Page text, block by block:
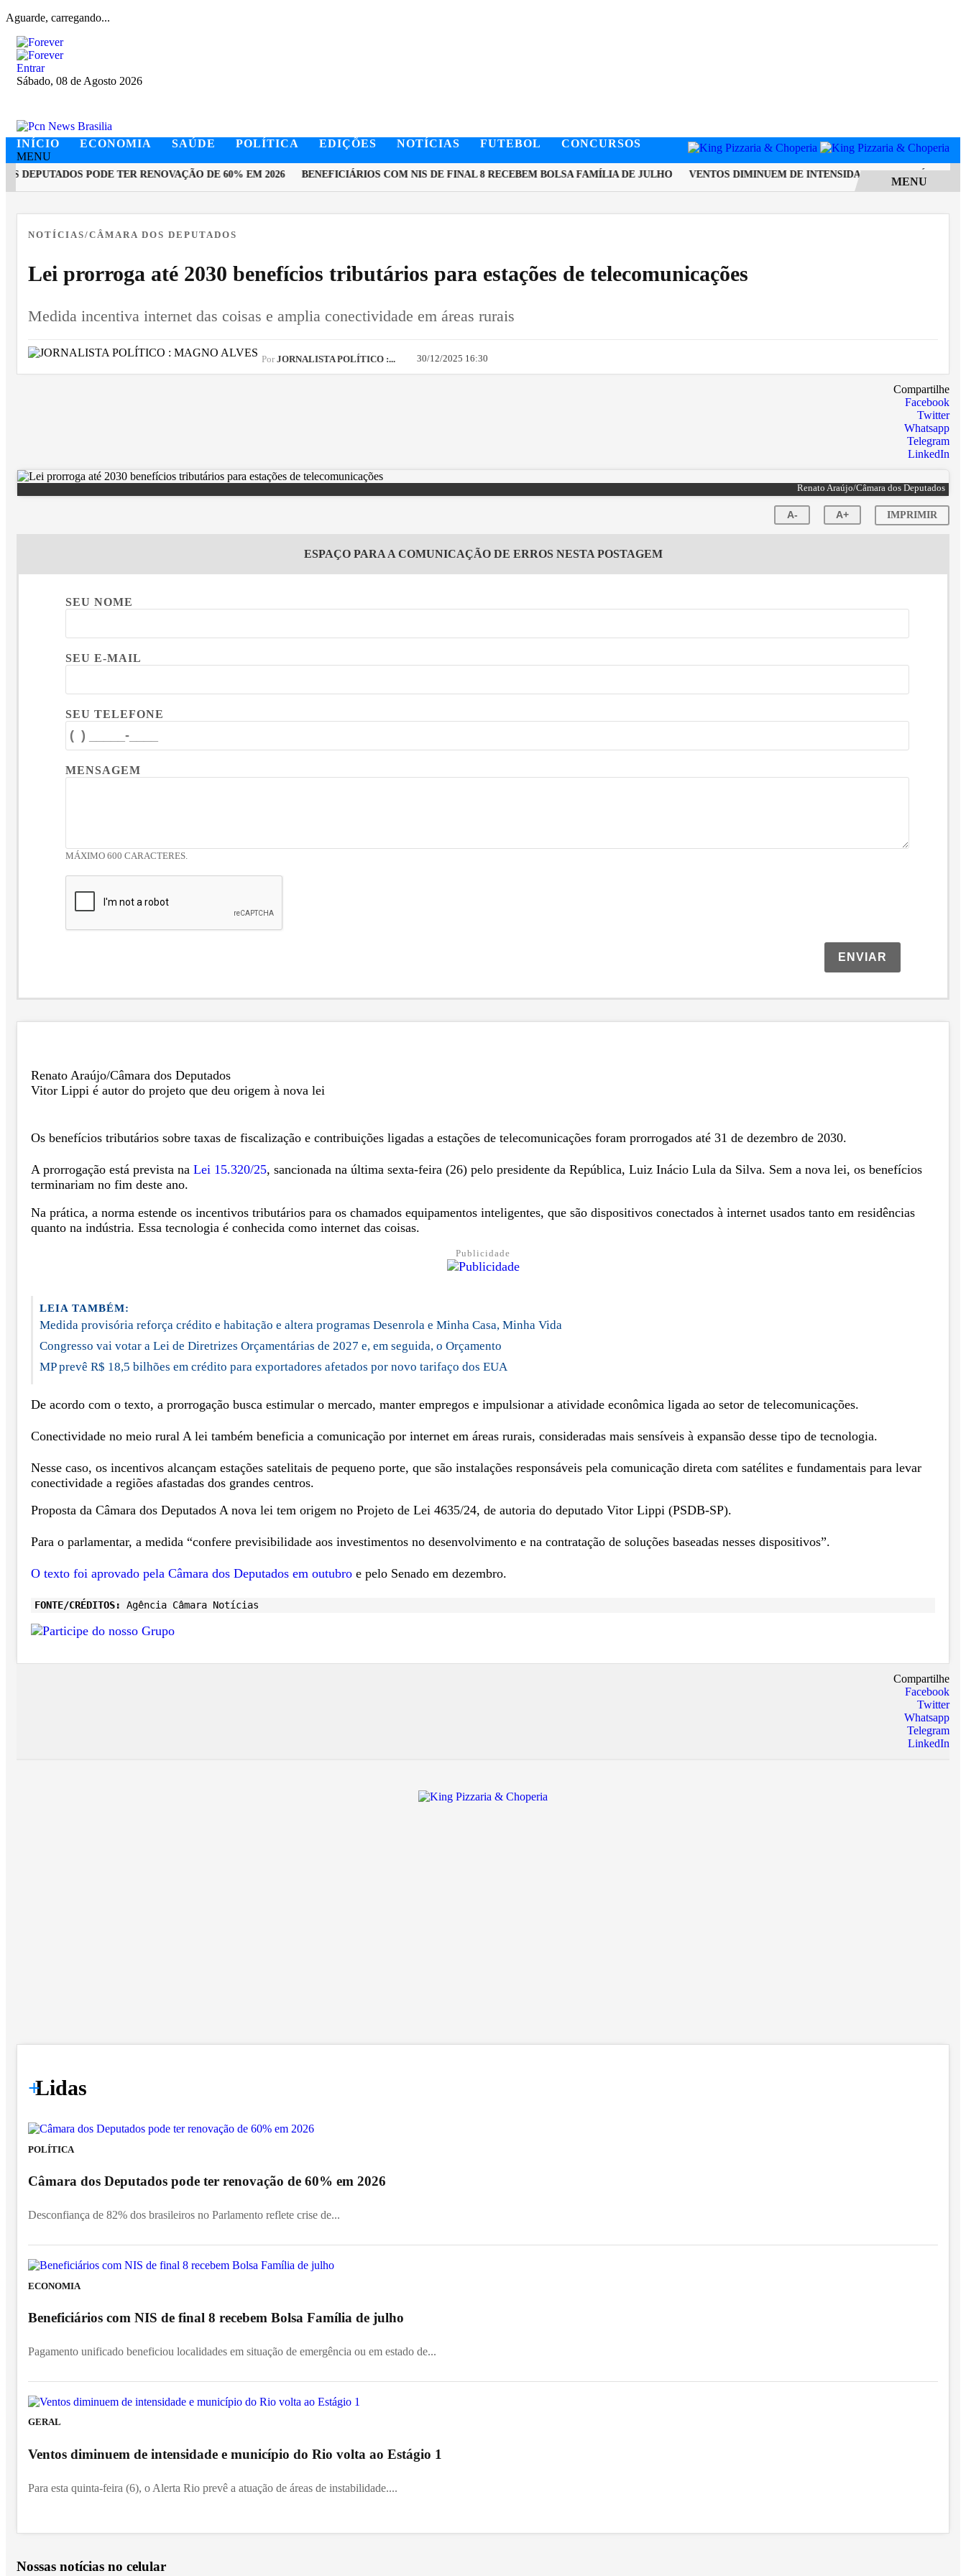
Aguarde, carregando...
Entrar
Sábado, 08 de Agosto 2026
INÍCIO ECONOMIA SAÚDE POLÍTICA EDIÇÕES NOTÍCIAS FUTEBOL
CONCURSOS
MENU
DEPUTADOS PODE TER RENOVAÇÃO DE 60% EM 2026 BENEFICIÁRIOS COM NIS DE FINAL 8 RECEBEM BOLSA FAMÍLIA DE JULHO VENTOS DIMINUEM DE INTENSIDADE E MUNICÍPIO DO
MENU
NOTÍCIAS/CÂMARA DOS DEPUTADOS
Lei prorroga até 2030 benefícios tributários para estações de telecomunicações
Medida incentiva internet das coisas e amplia conectividade em áreas rurais
Por JORNALISTA POLÍTICO :... 30/12/2025 16:30
Compartilhe
Facebook
Twitter
Whatsapp
Telegram
LinkedIn
Renato Araújo/Câmara dos Deputados
A- A+ IMPRIMIR
ESPAÇO PARA A COMUNICAÇÃO DE ERROS NESTA POSTAGEM
SEU NOME
SEU E-MAIL
SEU TELEFONE
MENSAGEM
MÁXIMO 600 CARACTERES.
ENVIAR
Renato Araújo/Câmara dos Deputados
Vitor Lippi é autor do projeto que deu origem à nova lei
Os benefícios tributários sobre taxas de fiscalização e contribuições ligadas a estações de telecomunicações foram prorrogados até 31 de dezembro de 2030.
A prorrogação está prevista na Lei 15.320/25, sancionada na última sexta-feira (26) pelo presidente da República, Luiz Inácio Lula da Silva. Sem a nova lei, os benefícios
terminariam no fim deste ano.
Na prática, a norma estende os incentivos tributários para os chamados equipamentos inteligentes, que são dispositivos conectados à internet usados tanto em residências
quanto na indústria. Essa tecnologia é conhecida como internet das coisas.
Publicidade
LEIA TAMBÉM:
Medida provisória reforça crédito e habitação e altera programas Desenrola e Minha Casa, Minha Vida
Congresso vai votar a Lei de Diretrizes Orçamentárias de 2027 e, em seguida, o Orçamento
MP prevê R$ 18,5 bilhões em crédito para exportadores afetados por novo tarifaço dos EUA
De acordo com o texto, a prorrogação busca estimular o mercado, manter empregos e impulsionar a atividade econômica ligada ao setor de telecomunicações.
Conectividade no meio rural A lei também beneficia a comunicação por internet em áreas rurais, consideradas mais sensíveis à expansão desse tipo de tecnologia.
Nesse caso, os incentivos alcançam estações satelitais de pequeno porte, que são instalações responsáveis pela comunicação direta com satélites e fundamentais para levar
conectividade a regiões afastadas dos grandes centros.
Proposta da Câmara dos Deputados A nova lei tem origem no Projeto de Lei 4635/24, de autoria do deputado Vitor Lippi (PSDB-SP).
Para o parlamentar, a medida “confere previsibilidade aos investimentos no desenvolvimento e na contratação de soluções baseadas nesses dispositivos”.
O texto foi aprovado pela Câmara dos Deputados em outubro e pelo Senado em dezembro.
FONTE/CRÉDITOS: Agência Câmara Notícias
Compartilhe
Facebook
Twitter
Whatsapp
Telegram
LinkedIn
+
Lidas
POLÍTICA
Câmara dos Deputados pode ter renovação de 60% em 2026
Desconfiança de 82% dos brasileiros no Parlamento reflete crise de...
ECONOMIA
Beneficiários com NIS de final 8 recebem Bolsa Família de julho
Pagamento unificado beneficiou localidades em situação de emergência ou em estado de...
GERAL
Ventos diminuem de intensidade e município do Rio volta ao Estágio 1
Para esta quinta-feira (6), o Alerta Rio prevê a atuação de áreas de instabilidade....
Nossas notícias no celular